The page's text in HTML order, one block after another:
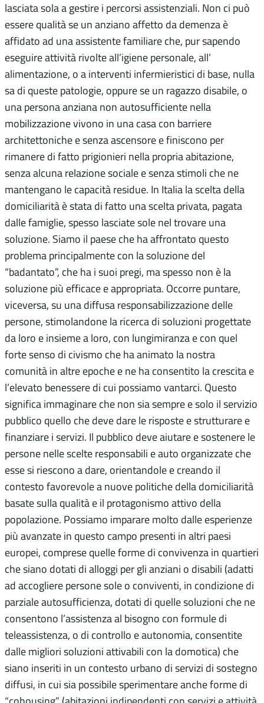
lasciata sola a gestire i percorsi assistenziali. Non ci può
essere qualità se un anziano affetto da demenza è
affidato ad una assistente familiare che, pur sapendo
eseguire attività rivolte all’igiene personale, all’
alimentazione, o a interventi infermieristici di base, nulla
sa di queste patologie, oppure se un ragazzo disabile, o
una persona anziana non autosufficiente nella
mobilizzazione vivono in una casa con barriere
architettoniche e senza ascensore e finiscono per
rimanere di fatto prigionieri nella propria abitazione,
senza alcuna relazione sociale e senza stimoli che ne
mantengano le capacità residue. In Italia la scelta della
domiciliarità è stata di fatto una scelta privata, pagata
dalle famiglie, spesso lasciate sole nel trovare una
soluzione. Siamo il paese che ha affrontato questo
problema principalmente con la soluzione del
“badantato”, che ha i suoi pregi, ma spesso non è la
soluzione più efficace e appropriata. Occorre puntare,
viceversa, su una diffusa responsabilizzazione delle
persone, stimolandone la ricerca di soluzioni progettate
da loro e insieme a loro, con lungimiranza e con quel
forte senso di civismo che ha animato la nostra
comunità in altre epoche e ne ha consentito la crescita e
l’elevato benessere di cui possiamo vantarci. Questo
significa immaginare che non sia sempre e solo il servizio
pubblico quello che deve dare le risposte e strutturare e
finanziare i servizi. Il pubblico deve aiutare e sostenere le
persone nelle scelte responsabili e auto organizzate che
esse si riescono a dare, orientandole e creando il
contesto favorevole a nuove politiche della domiciliarità
basate sulla qualità e il protagonismo attivo della
popolazione. Possiamo imparare molto dalle esperienze
più avanzate in questo campo presenti in altri paesi
europei, comprese quelle forme di convivenza in quartieri
che siano dotati di alloggi per gli anziani o disabili (adatti
ad accogliere persone sole o conviventi, in condizione di
parziale autosufficienza, dotati di quelle soluzioni che ne
consentono l’assistenza al bisogno con formule di
teleassistenza, o di controllo e autonomia, consentite
dalle migliori soluzioni attivabili con la domotica) che
siano inseriti in un contesto urbano di servizi di sostegno
diffusi, in cui sia possibile sperimentare anche forme di